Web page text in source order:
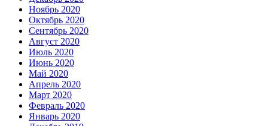
Ноябрь 2020
Октябрь 2020
Сентябрь 2020
Август 2020
Июль 2020
Июнь 2020
Май 2020
Апрель 2020
Март 2020
Февраль 2020
Январь 2020